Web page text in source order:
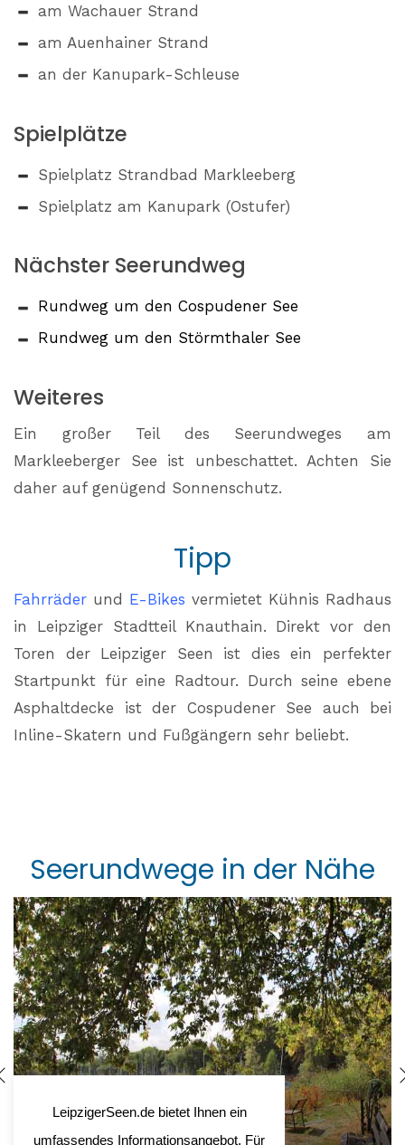
am Wachauer Strand
am Auenhainer Strand
an der Kanupark-Schleuse
Spielplätze
Spielplatz Strandbad Markleeberg
Spielplatz am Kanupark (Ostufer)
Nächster Seerundweg
Rundweg um den Cospudener See
Rundweg um den Störmthaler See
Weiteres
Ein großer Teil des Seerundweges am
Markleeberger See ist unbeschattet. Achten Sie
daher auf genügend Sonnenschutz.
Tipp
Fahrräder und E-Bikes vermietet Kühnis Radhaus
in Leipziger Stadtteil Knauthain. Direkt vor den
Toren der Leipziger Seen ist dies ein perfekter
Startpunkt für eine Radtour. Durch seine ebene
Asphaltdecke ist der Cospudener See auch bei
Inline-Skatern und Fußgängern sehr beliebt.
Seerundwege in der Nähe
LeipzigerSeen.de bietet Ihnen ein
umfassendes Informationsangebot. Für